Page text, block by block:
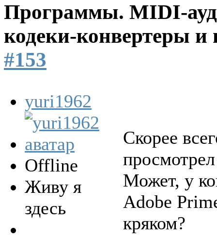
Программы. MIDI-
кодеки-конвертеры
#153
yuri1962
Offline
Живу я
здесь
Скорее
Может, у
Adobe
кряком?